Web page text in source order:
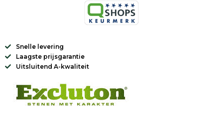
Snelle levering
Laagste prijsgarantie
Uitsluitend A-kwaliteit